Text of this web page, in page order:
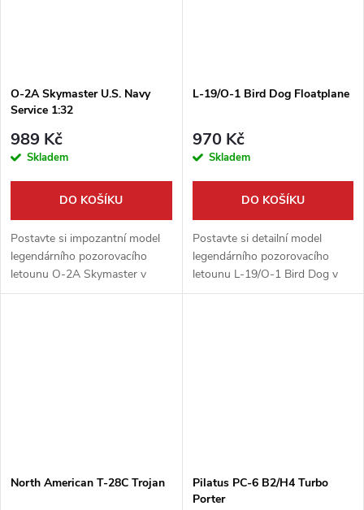
O-2A Skymaster U.S. Navy
Service 1:32
989 Kč
Skladem
DO KOŠÍKU
Postavte si impozantní model
legendárního pozorovacího
letounu O-2A Skymaster v
detailním měřítku 1:32. Tato
L-19/O-1 Bird Dog Floatplane
970 Kč
Skladem
DO KOŠÍKU
Postavte si detailní model
legendárního pozorovacího
letounu L-19/O-1 Bird Dog v
unikátní hydroplánové verzi.
North American T-28C Trojan
Pilatus PC-6 B2/H4 Turbo
Porter